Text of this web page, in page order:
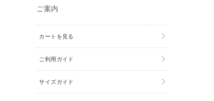
ご案内
カートを見る
ご利用ガイド
サイズガイド